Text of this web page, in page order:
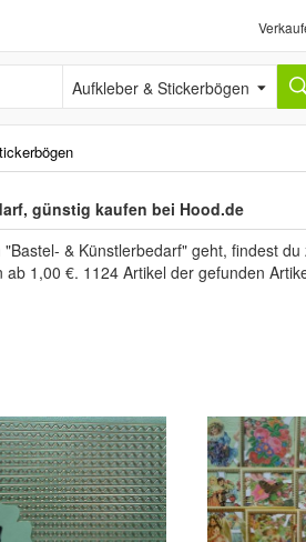
Aufkleber & Stickerbögen
günstig kaufen bei Hood.de
& Künstlerbedarf" geht, findest
1,00 €. 1124 Artikel der gefunden